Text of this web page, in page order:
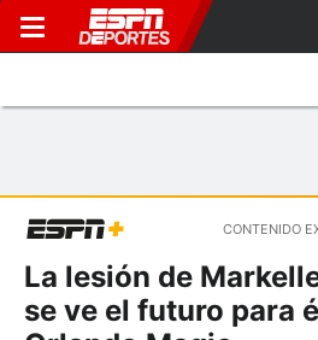
CONTENIDO
La lesión de
se ve el futuro para